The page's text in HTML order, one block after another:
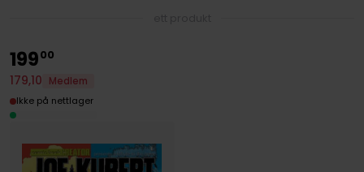
19900
179,10
Medlem
Ikke på nettlager